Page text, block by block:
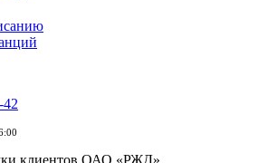
42
клиентов ОАО «РЖД»